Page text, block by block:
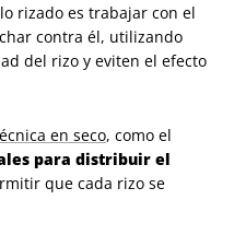
rizado es trabajar con el
contra él, utilizando
del rizo y eviten el efecto
en seco, como el
para distribuir el
que cada rizo se